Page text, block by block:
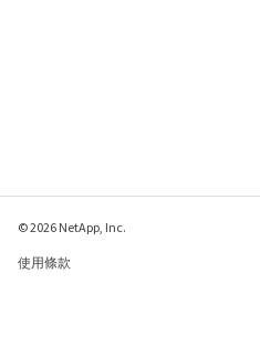
© 2026 NetApp, Inc.
使用條款